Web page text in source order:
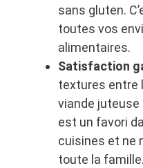
sans gluten.
toutes vos
alimentaires.
Satisfaction
textures entre
viande juteuse
est un favori
cuisines et ne
toute la famille.